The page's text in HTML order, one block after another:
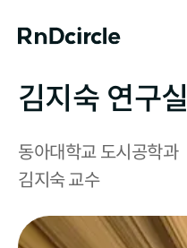
김지숙 연구실
동아대학교 도시공학과
김지숙 교수